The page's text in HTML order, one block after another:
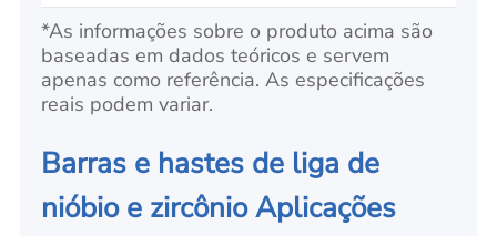
*As informações sobre o produto acima são
baseadas em dados teóricos e servem
apenas como referência. As especificações
reais podem variar.
Barras e hastes de liga de
nióbio e zircônio Aplicações